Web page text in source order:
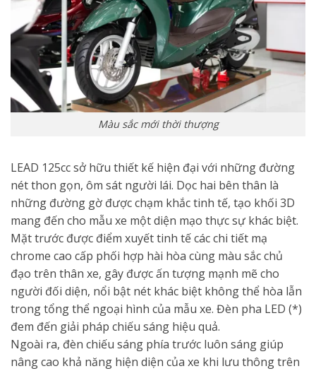
Màu sắc mới thời thượng
LEAD 125cc sở hữu thiết kế hiện đại với những đường
nét thon gọn, ôm sát người lái. Dọc hai bên thân là
những đường gờ được chạm khắc tinh tế, tạo khối 3D
mang đến cho mẫu xe một diện mạo thực sự khác biệt.
Mặt trước được điểm xuyết tinh tế các chi tiết mạ
chrome cao cấp phối hợp hài hòa cùng màu sắc chủ
đạo trên thân xe, gây được ấn tượng mạnh mẽ cho
người đối diện, nổi bật nét khác biệt không thể hòa lẫn
trong tổng thể ngoại hình của mẫu xe. Đèn pha LED (*)
đem đến giải pháp chiếu sáng hiệu quả.
Ngoài ra, đèn chiếu sáng phía trước luôn sáng giúp
nâng cao khả năng hiện diện của xe khi lưu thông trên